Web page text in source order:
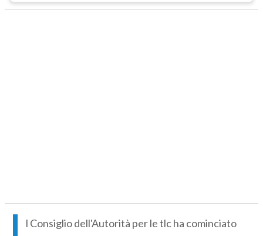
l Consiglio dell'Autorità per le tlc ha cominciato